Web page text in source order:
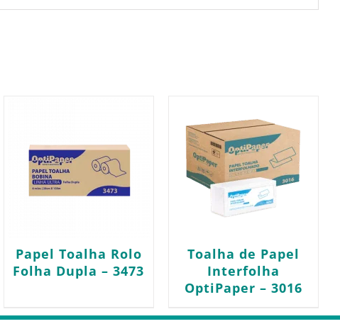
Papel Toalha Rolo
Folha Dupla – 3473
Toalha de Papel
Interfolha
OptiPaper – 3016